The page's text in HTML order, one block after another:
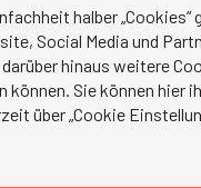
halber
Social Media und
hinaus weitere
Sie können hier
über „Cookie